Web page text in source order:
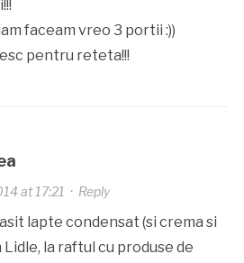
faceam vreo 3 portii :))
pentru reteta!!!
at 17:21 · Reply
lapte condensat (si crema si
Lidle, la raftul cu produse de